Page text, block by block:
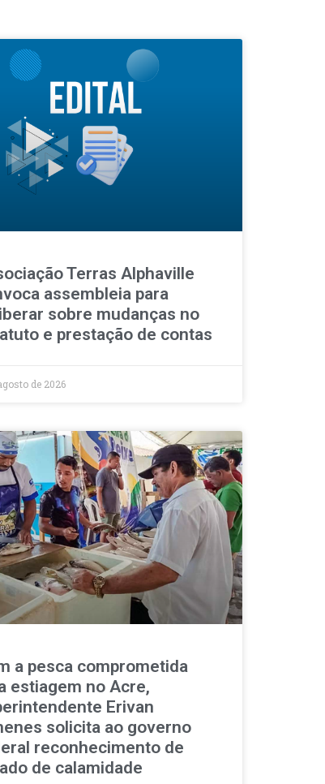
Terras Alphaville
assembleia para
sobre mudanças no
e prestação de contas
de 2026
a pesca comprometida
estiagem no Acre,
Erivan
solicita ao governo
reconhecimento de
de calamidade